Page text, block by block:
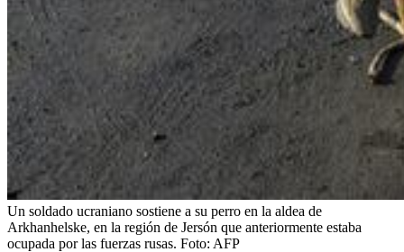
Un soldado ucraniano sostiene a su perro en la aldea de
Arkhanhelske, en la región de Jersón que anteriormente estaba
ocupada por las fuerzas rusas. Foto: AFP